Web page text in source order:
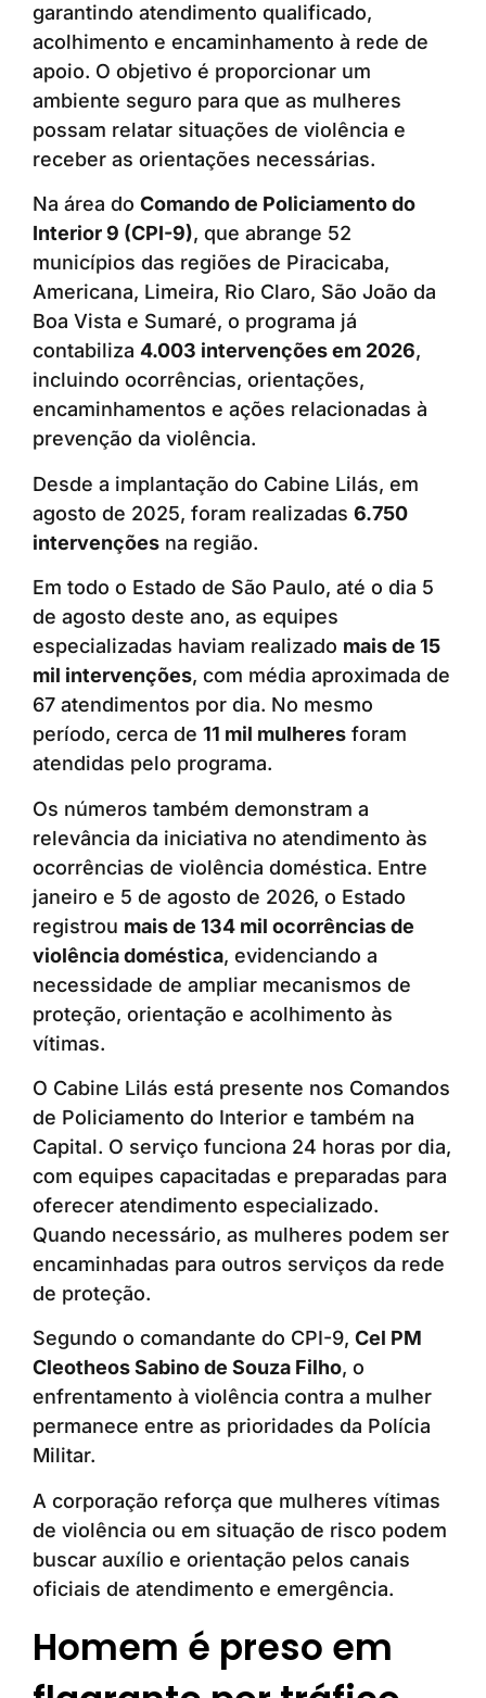
garantindo atendimento qualificado,
acolhimento e encaminhamento à rede de
apoio. O objetivo é proporcionar um
ambiente seguro para que as mulheres
possam relatar situações de violência e
receber as orientações necessárias.
Na área do Comando de Policiamento do
Interior 9 (CPI-9), que abrange 52
municípios das regiões de Piracicaba,
Americana, Limeira, Rio Claro, São João da
Boa Vista e Sumaré, o programa já
contabiliza 4.003 intervenções em 2026,
incluindo ocorrências, orientações,
encaminhamentos e ações relacionadas à
prevenção da violência.
Desde a implantação do Cabine Lilás, em
agosto de 2025, foram realizadas 6.750
intervenções na região.
Em todo o Estado de São Paulo, até o dia 5
de agosto deste ano, as equipes
especializadas haviam realizado mais de 15
mil intervenções, com média aproximada de
67 atendimentos por dia. No mesmo
período, cerca de 11 mil mulheres foram
atendidas pelo programa.
Os números também demonstram a
relevância da iniciativa no atendimento às
ocorrências de violência doméstica. Entre
janeiro e 5 de agosto de 2026, o Estado
registrou mais de 134 mil ocorrências de
violência doméstica, evidenciando a
necessidade de ampliar mecanismos de
proteção, orientação e acolhimento às
vítimas.
O Cabine Lilás está presente nos Comandos
de Policiamento do Interior e também na
Capital. O serviço funciona 24 horas por dia,
com equipes capacitadas e preparadas para
oferecer atendimento especializado.
Quando necessário, as mulheres podem ser
encaminhadas para outros serviços da rede
de proteção.
Segundo o comandante do CPI-9, Cel PM
Cleotheos Sabino de Souza Filho, o
enfrentamento à violência contra a mulher
permanece entre as prioridades da Polícia
Militar.
A corporação reforça que mulheres vítimas
de violência ou em situação de risco podem
buscar auxílio e orientação pelos canais
oficiais de atendimento e emergência.
Homem é preso em